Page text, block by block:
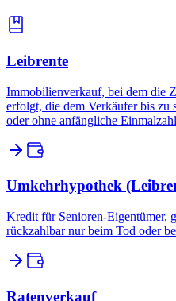
Leibrente
Immobilienverkauf, bei dem die
erfolgt, die dem Verkäufer bis zu
oder ohne anfängliche
Umkehrhypothek
Kredit für Senioren-Eigentümer,
rückzahlbar nur beim Tod oder
Ratenverkauf